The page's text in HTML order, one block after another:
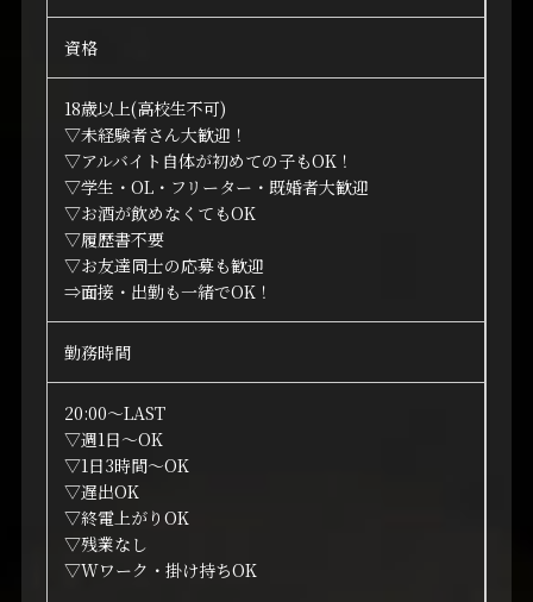
資格
18歳以上(高校生不可)
▽未経験者さん大歓迎！
▽アルバイト自体が初めての子もOK！
▽学生・OL・フリーター・既婚者大歓迎
▽お酒が飲めなくてもOK
▽履歴書不要
▽お友達同士の応募も歓迎
⇒面接・出勤も一緒でOK！
勤務時間
20:00～LAST
▽週1日～OK
▽1日3時間～OK
▽遅出OK
▽終電上がりOK
▽残業なし
▽Wワーク・掛け持ちOK